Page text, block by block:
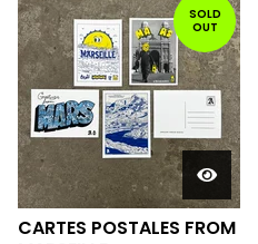
SOLD
OUT
CARTES POSTALES FROM